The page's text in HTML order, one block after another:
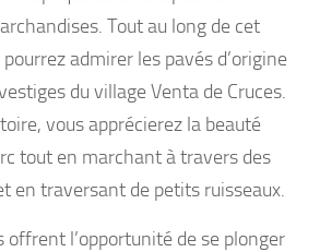
Tout au long de cet
admirer les pavés d’origine
du village Venta de Cruces.
vous apprécierez la beauté
tout en marchant à travers des
en traversant de petits ruisseaux.
offrent l’opportunité de se plonger